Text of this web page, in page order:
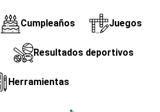
Cumpleaños Juegos
Resultados deportivos
Herramientas